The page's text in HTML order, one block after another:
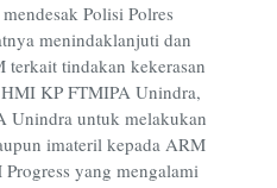
Polisi Polres
menindaklanjuti dan
terkait tindakan kekerasan
KP FTMIPA Unindra,
Unindra untuk melakukan
imateril kepada ARM
yang mengalami